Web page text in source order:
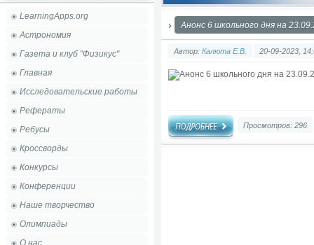
LearningApps.org
Астрономия
Газета и клуб "Физикус"
Главная
Исследовательские работы
Рефераты
Ребусы
Кроссворды
Конкурсы
Конференции
Наше творчество
Олимпиады
О нас
Анонс 6 школьного дня на
Автор: Калюта Е.В. 20-09-2023,
Просмотров: 296